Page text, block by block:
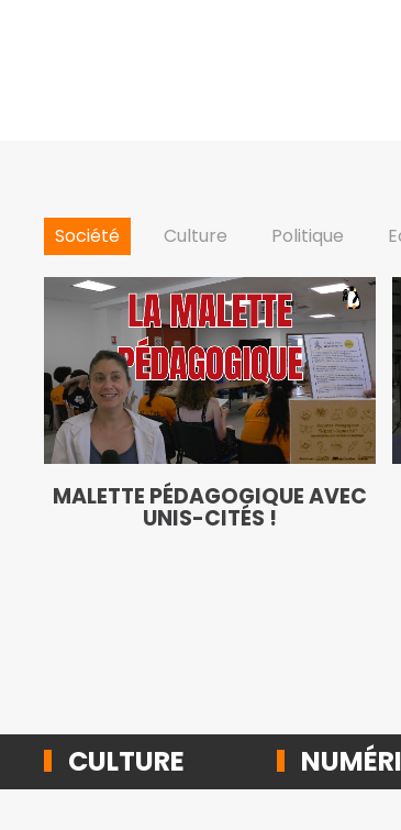
Société Culture Politique
MALETTE PÉDAGOGIQUE AVEC
UNIS-CITÉS !
CULTURE